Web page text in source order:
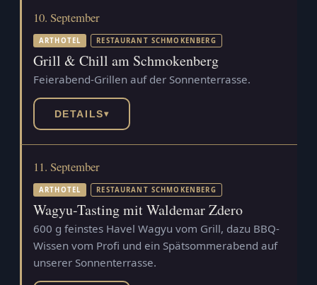
10. September
ARTHOTEL RESTAURANT SCHMOKENBERG
Grill & Chill am Schmokenberg
Feierabend-Grillen auf der Sonnenterrasse.
DETAILS▾
11. September
ARTHOTEL RESTAURANT SCHMOKENBERG
Wagyu-Tasting mit Waldemar Zdero
600 g feinstes Havel Wagyu vom Grill, dazu BBQ-
Wissen vom Profi und ein Spätsommerabend auf
unserer Sonnenterrasse.